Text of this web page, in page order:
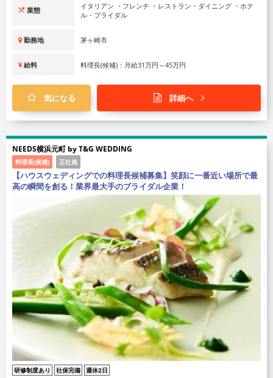
業態
イタリアン ・フレンチ ・レストラン・ダイニング ・ホテ
ル・ブライダル
勤務地 茅ヶ崎市
給料 料理長(候補)：月給31万円～45万円
気になる 詳細へ
NEEDS横浜元町 by T&G WEDDING
料理長(候補) 正社員
【ハウスウェディングでの料理長候補募集】笑顔に一番近い場所で最
高の瞬間を創る！業界最大手のブライダル企業！
研修制度あり 社保完備 週休2日